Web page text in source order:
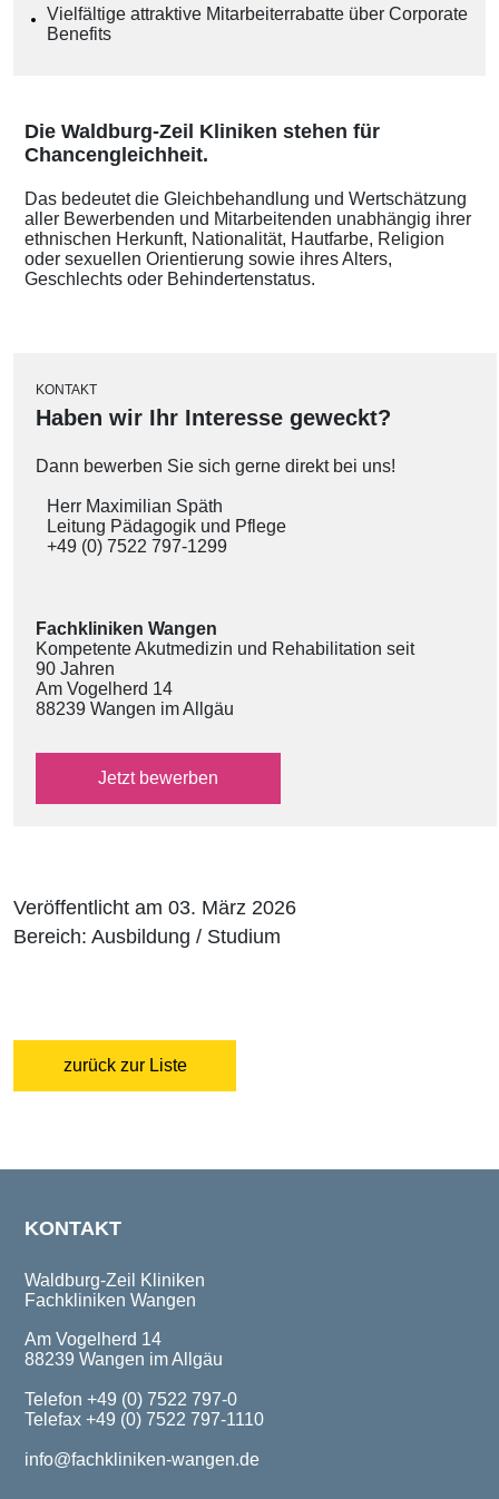
Vielfältige attraktive Mitarbeiterrabatte über Corporate
Benefits
Die Waldburg-Zeil Kliniken stehen für
Chancengleichheit.
Das bedeutet die Gleichbehandlung und Wertschätzung
aller Bewerbenden und Mitarbeitenden unabhängig ihrer
ethnischen Herkunft, Nationalität, Hautfarbe, Religion
oder sexuellen Orientierung sowie ihres Alters,
Geschlechts oder Behindertenstatus.
KONTAKT
Haben wir Ihr Interesse geweckt?
Dann bewerben Sie sich gerne direkt bei uns!
Herr Maximilian Späth
Leitung Pädagogik und Pflege
+49 (0) 7522 797-1299
Fachkliniken Wangen
Kompetente Akutmedizin und Rehabilitation seit
90 Jahren
Am Vogelherd 14
88239 Wangen im Allgäu
Jetzt über das externe Bewerbungsformular
bewerben
Veröffentlicht am 03. März 2026
Bereich: Ausbildung / Studium
zurück zur Liste
KONTAKT
Waldburg-Zeil Kliniken
Fachkliniken Wangen
Am Vogelherd 14
88239 Wangen im Allgäu
Telefon +49 (0) 7522 797-0
Telefax +49 (0) 7522 797-1110
info@fachkliniken-wangen.de